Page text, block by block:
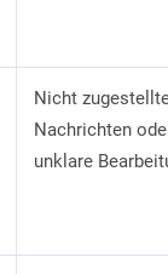
Nicht
Nachrichten
unklare